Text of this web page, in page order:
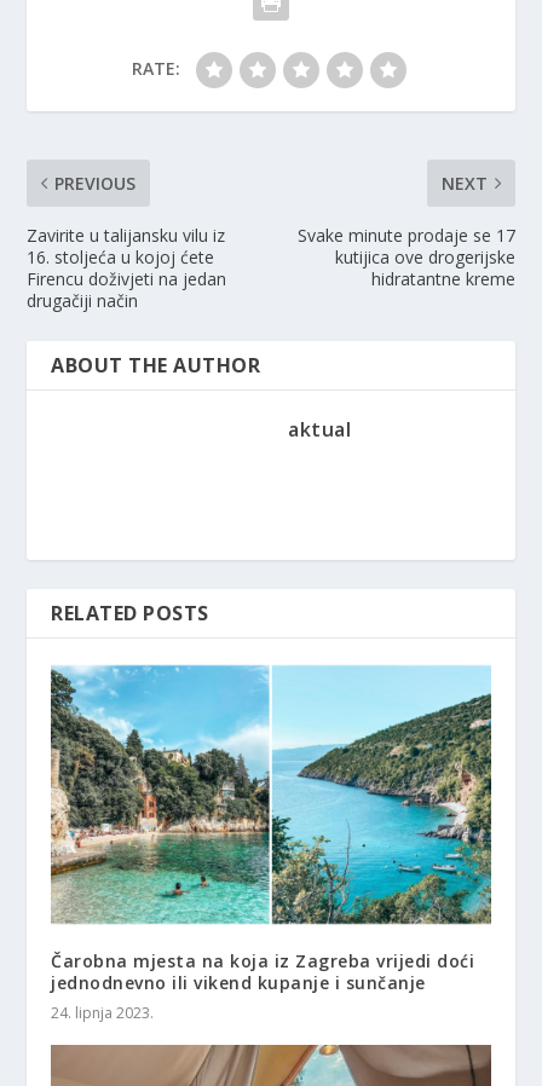
RATE:
PREVIOUS
Zavirite u talijansku vilu iz
16. stoljeća u kojoj ćete
Firencu doživjeti na jedan
drugačiji način
NEXT
Svake minute prodaje se 17
kutijica ove drogerijske
hidratantne kreme
ABOUT THE AUTHOR
aktual
RELATED POSTS
Čarobna mjesta na koja iz Zagreba vrijedi doći
jednodnevno ili vikend kupanje i sunčanje
24. lipnja 2023.